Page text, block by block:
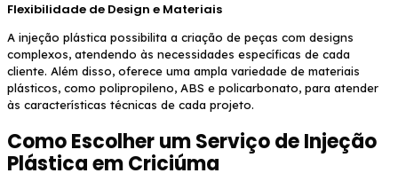
Flexibilidade de Design e Materiais
A injeção plástica possibilita a criação de peças com designs
complexos, atendendo às necessidades específicas de cada
cliente. Além disso, oferece uma ampla variedade de materiais
plásticos, como polipropileno, ABS e policarbonato, para atender
às características técnicas de cada projeto.
Como Escolher um Serviço de Injeção
Plástica em Criciúma